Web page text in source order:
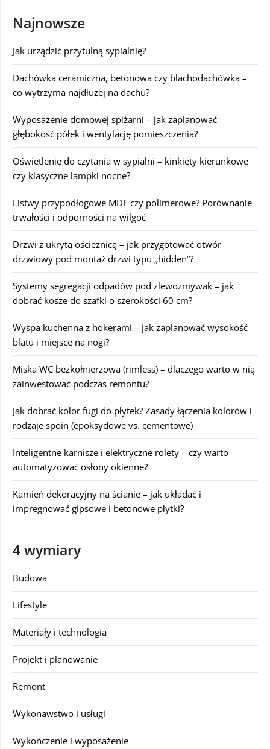
Najnowsze
Jak urządzić przytulną sypialnię?
Dachówka ceramiczna, betonowa czy blachodachówka –
co wytrzyma najdłużej na dachu?
Wyposażenie domowej spiżarni – jak zaplanować
głębokość półek i wentylację pomieszczenia?
Oświetlenie do czytania w sypialni – kinkiety kierunkowe
czy klasyczne lampki nocne?
Listwy przypodłogowe MDF czy polimerowe? Porównanie
trwałości i odporności na wilgoć
Drzwi z ukrytą ościeżnicą – jak przygotować otwór
drzwiowy pod montaż drzwi typu „hidden”?
Systemy segregacji odpadów pod zlewozmywak – jak
dobrać kosze do szafki o szerokości 60 cm?
Wyspa kuchenna z hokerami – jak zaplanować wysokość
blatu i miejsce na nogi?
Miska WC bezkołnierzowa (rimless) – dlaczego warto w nią
zainwestować podczas remontu?
Jak dobrać kolor fugi do płytek? Zasady łączenia kolorów i
rodzaje spoin (epoksydowe vs. cementowe)
Inteligentne karnisze i elektryczne rolety – czy warto
automatyzować osłony okienne?
Kamień dekoracyjny na ścianie – jak układać i
impregnować gipsowe i betonowe płytki?
4 wymiary
Budowa
Lifestyle
Materiały i technologia
Projekt i planowanie
Remont
Wykonawstwo i usługi
Wykończenie i wyposażenie